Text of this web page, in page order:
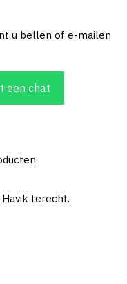
u bellen of e-mailen
een chat
terecht.